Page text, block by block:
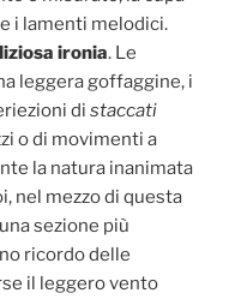
i lamenti melodici.
ironia. Le
leggera goffaggine, i
di staccati
o di movimenti a
la natura inanimata
nel mezzo di questa
sezione più
ricordo delle
il leggero vento